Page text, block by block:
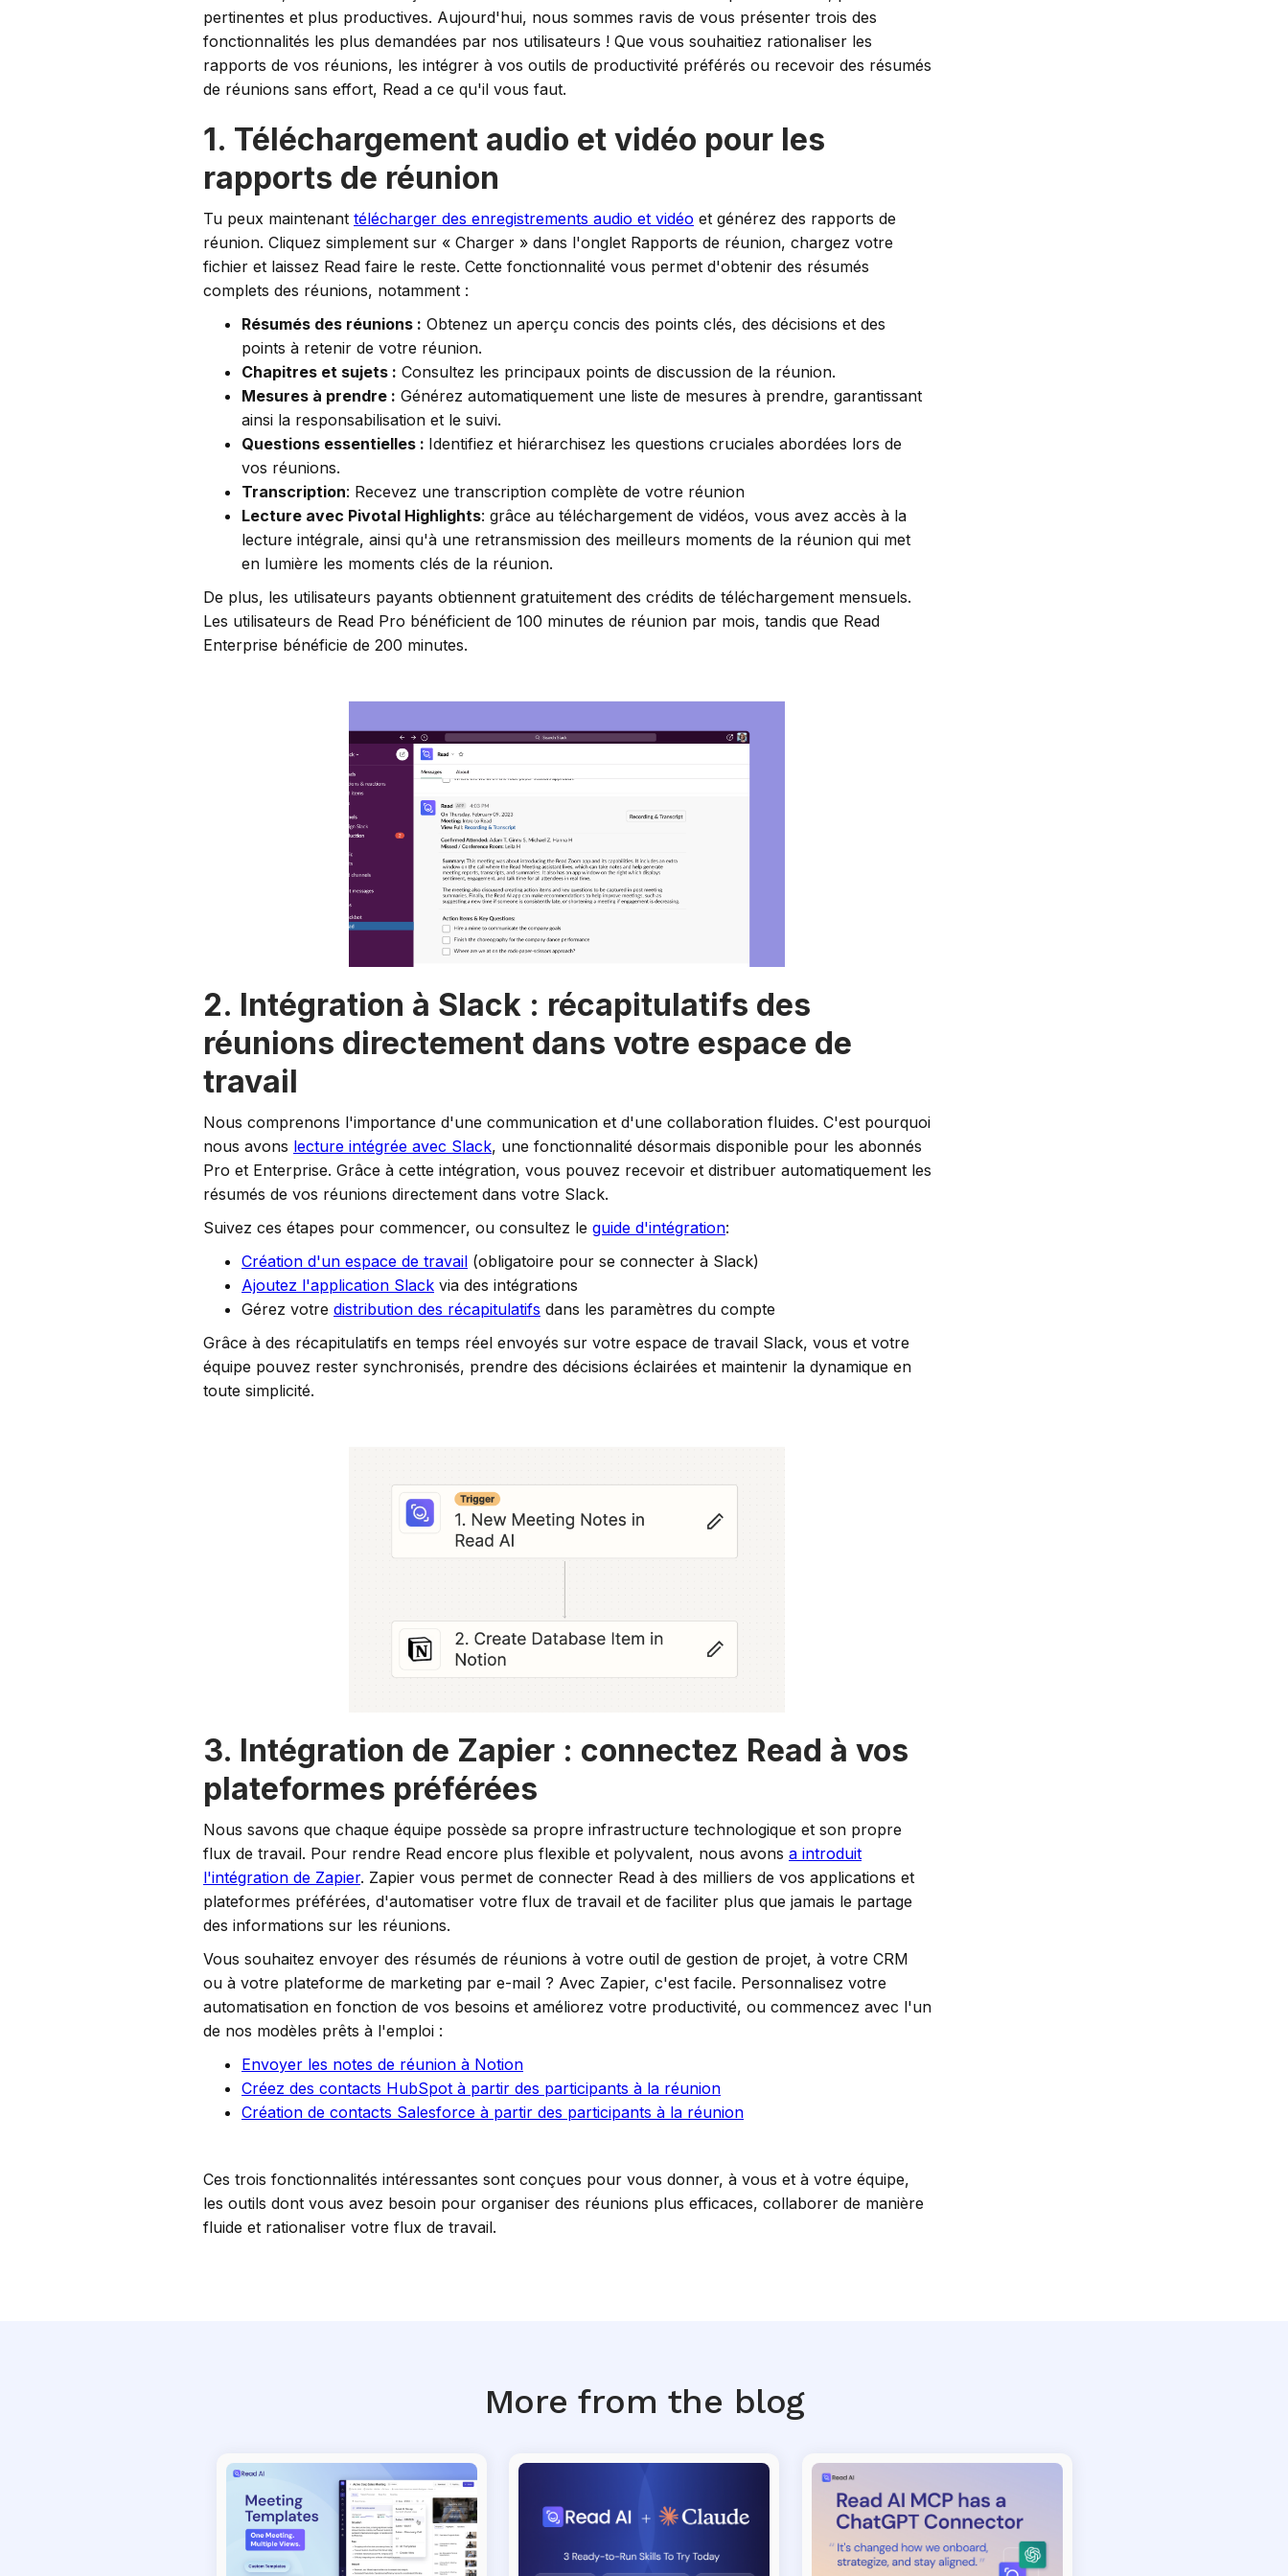
pertinentes et plus productives. Aujourd'hui, nous sommes ravis de vous présenter trois des
fonctionnalités les plus demandées par nos utilisateurs ! Que vous souhaitiez rationaliser les
rapports de vos réunions, les intégrer à vos outils de productivité préférés ou recevoir des résumés
de réunions sans effort, Read a ce qu'il vous faut.
1. Téléchargement audio et vidéo pour les
rapports de réunion
Tu peux maintenant télécharger des enregistrements audio et vidéo et générez des rapports de
réunion. Cliquez simplement sur « Charger » dans l'onglet Rapports de réunion, chargez votre
fichier et laissez Read faire le reste. Cette fonctionnalité vous permet d'obtenir des résumés
complets des réunions, notamment :
Résumés des réunions : Obtenez un aperçu concis des points clés, des décisions et des
points à retenir de votre réunion.
Chapitres et sujets : Consultez les principaux points de discussion de la réunion.
Mesures à prendre : Générez automatiquement une liste de mesures à prendre, garantissant
ainsi la responsabilisation et le suivi.
Questions essentielles : Identifiez et hiérarchisez les questions cruciales abordées lors de
vos réunions.
Transcription: Recevez une transcription complète de votre réunion
Lecture avec Pivotal Highlights: grâce au téléchargement de vidéos, vous avez accès à la
lecture intégrale, ainsi qu'à une retransmission des meilleurs moments de la réunion qui met
en lumière les moments clés de la réunion.
De plus, les utilisateurs payants obtiennent gratuitement des crédits de téléchargement mensuels.
Les utilisateurs de Read Pro bénéficient de 100 minutes de réunion par mois, tandis que Read
Enterprise bénéficie de 200 minutes.
2. Intégration à Slack : récapitulatifs des
réunions directement dans votre espace de
travail
Nous comprenons l'importance d'une communication et d'une collaboration fluides. C'est pourquoi
nous avons lecture intégrée avec Slack, une fonctionnalité désormais disponible pour les abonnés
Pro et Enterprise. Grâce à cette intégration, vous pouvez recevoir et distribuer automatiquement les
résumés de vos réunions directement dans votre Slack.
Suivez ces étapes pour commencer, ou consultez le guide d'intégration:
Création d'un espace de travail (obligatoire pour se connecter à Slack)
Ajoutez l'application Slack via des intégrations
Gérez votre distribution des récapitulatifs dans les paramètres du compte
Grâce à des récapitulatifs en temps réel envoyés sur votre espace de travail Slack, vous et votre
équipe pouvez rester synchronisés, prendre des décisions éclairées et maintenir la dynamique en
toute simplicité.
3. Intégration de Zapier : connectez Read à vos
plateformes préférées
Nous savons que chaque équipe possède sa propre infrastructure technologique et son propre
flux de travail. Pour rendre Read encore plus flexible et polyvalent, nous avons a introduit
l'intégration de Zapier. Zapier vous permet de connecter Read à des milliers de vos applications et
plateformes préférées, d'automatiser votre flux de travail et de faciliter plus que jamais le partage
des informations sur les réunions.
Vous souhaitez envoyer des résumés de réunions à votre outil de gestion de projet, à votre CRM
ou à votre plateforme de marketing par e-mail ? Avec Zapier, c'est facile. Personnalisez votre
automatisation en fonction de vos besoins et améliorez votre productivité, ou commencez avec l'un
de nos modèles prêts à l'emploi :
Envoyer les notes de réunion à Notion
Créez des contacts HubSpot à partir des participants à la réunion
Création de contacts Salesforce à partir des participants à la réunion
Ces trois fonctionnalités intéressantes sont conçues pour vous donner, à vous et à votre équipe,
les outils dont vous avez besoin pour organiser des réunions plus efficaces, collaborer de manière
fluide et rationaliser votre flux de travail.
More from the blog